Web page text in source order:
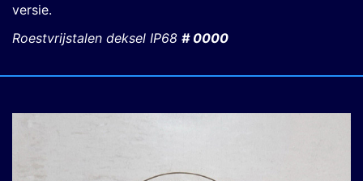
versie.
Roestvrijstalen deksel IP68 # 0000